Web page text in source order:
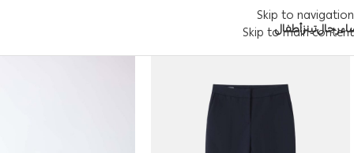
Skip to navigation
Skip to main content
رجالتينزأطفال